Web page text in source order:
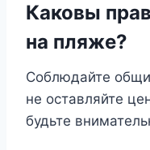
Каковы
на пляже?
Соблюдайте
не оставляйте
будьте